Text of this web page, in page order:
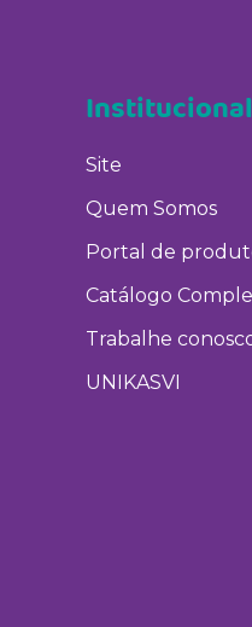
Institucional
Site
Quem Somos
Portal de
Catálogo
Trabalhe
UNIKASVI